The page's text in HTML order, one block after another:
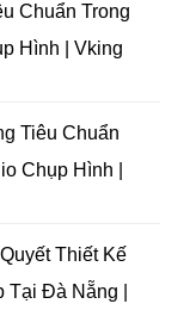
Chuẩn Trong
Hình | Vking
Tiêu Chuẩn
Chụp Hình |
Thiết Kế
Đà Nẵng |